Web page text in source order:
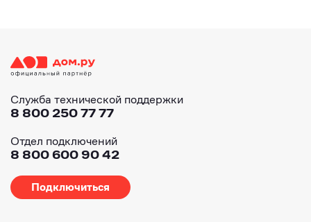
Служба технической поддержки
8 800 250 77 77
Отдел подключений
8 800 600 90 42
Подключиться